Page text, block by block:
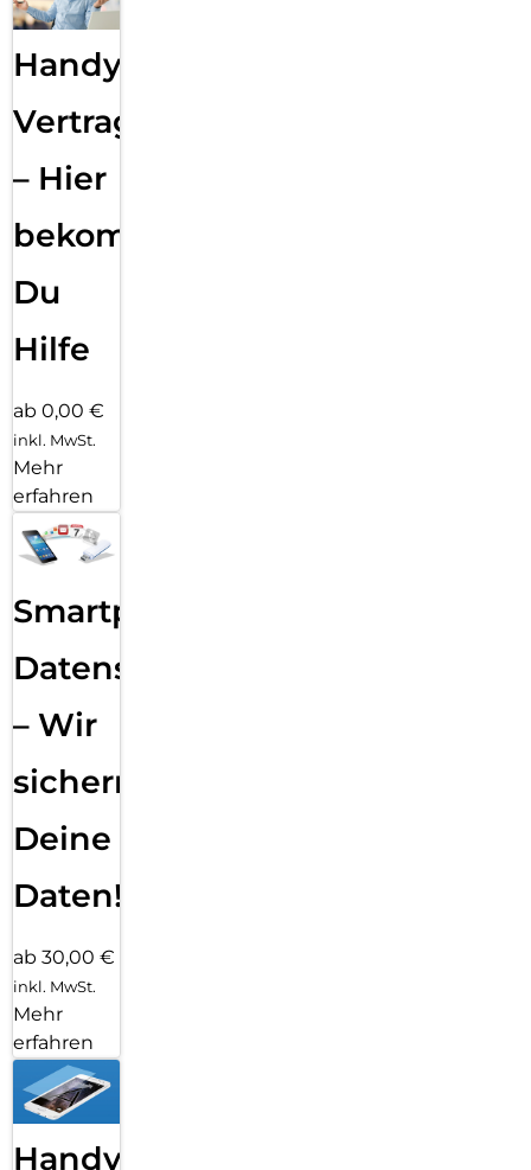
Handy
Vertragsabwicklung
– Hier
bekommst
Du
Hilfe
ab 0,00 €
inkl. MwSt.
Mehr
erfahren
Smartphone
Datensicherung
– Wir
sichern
Deine
Daten!
ab 30,00 €
inkl. MwSt.
Mehr
erfahren
Handy